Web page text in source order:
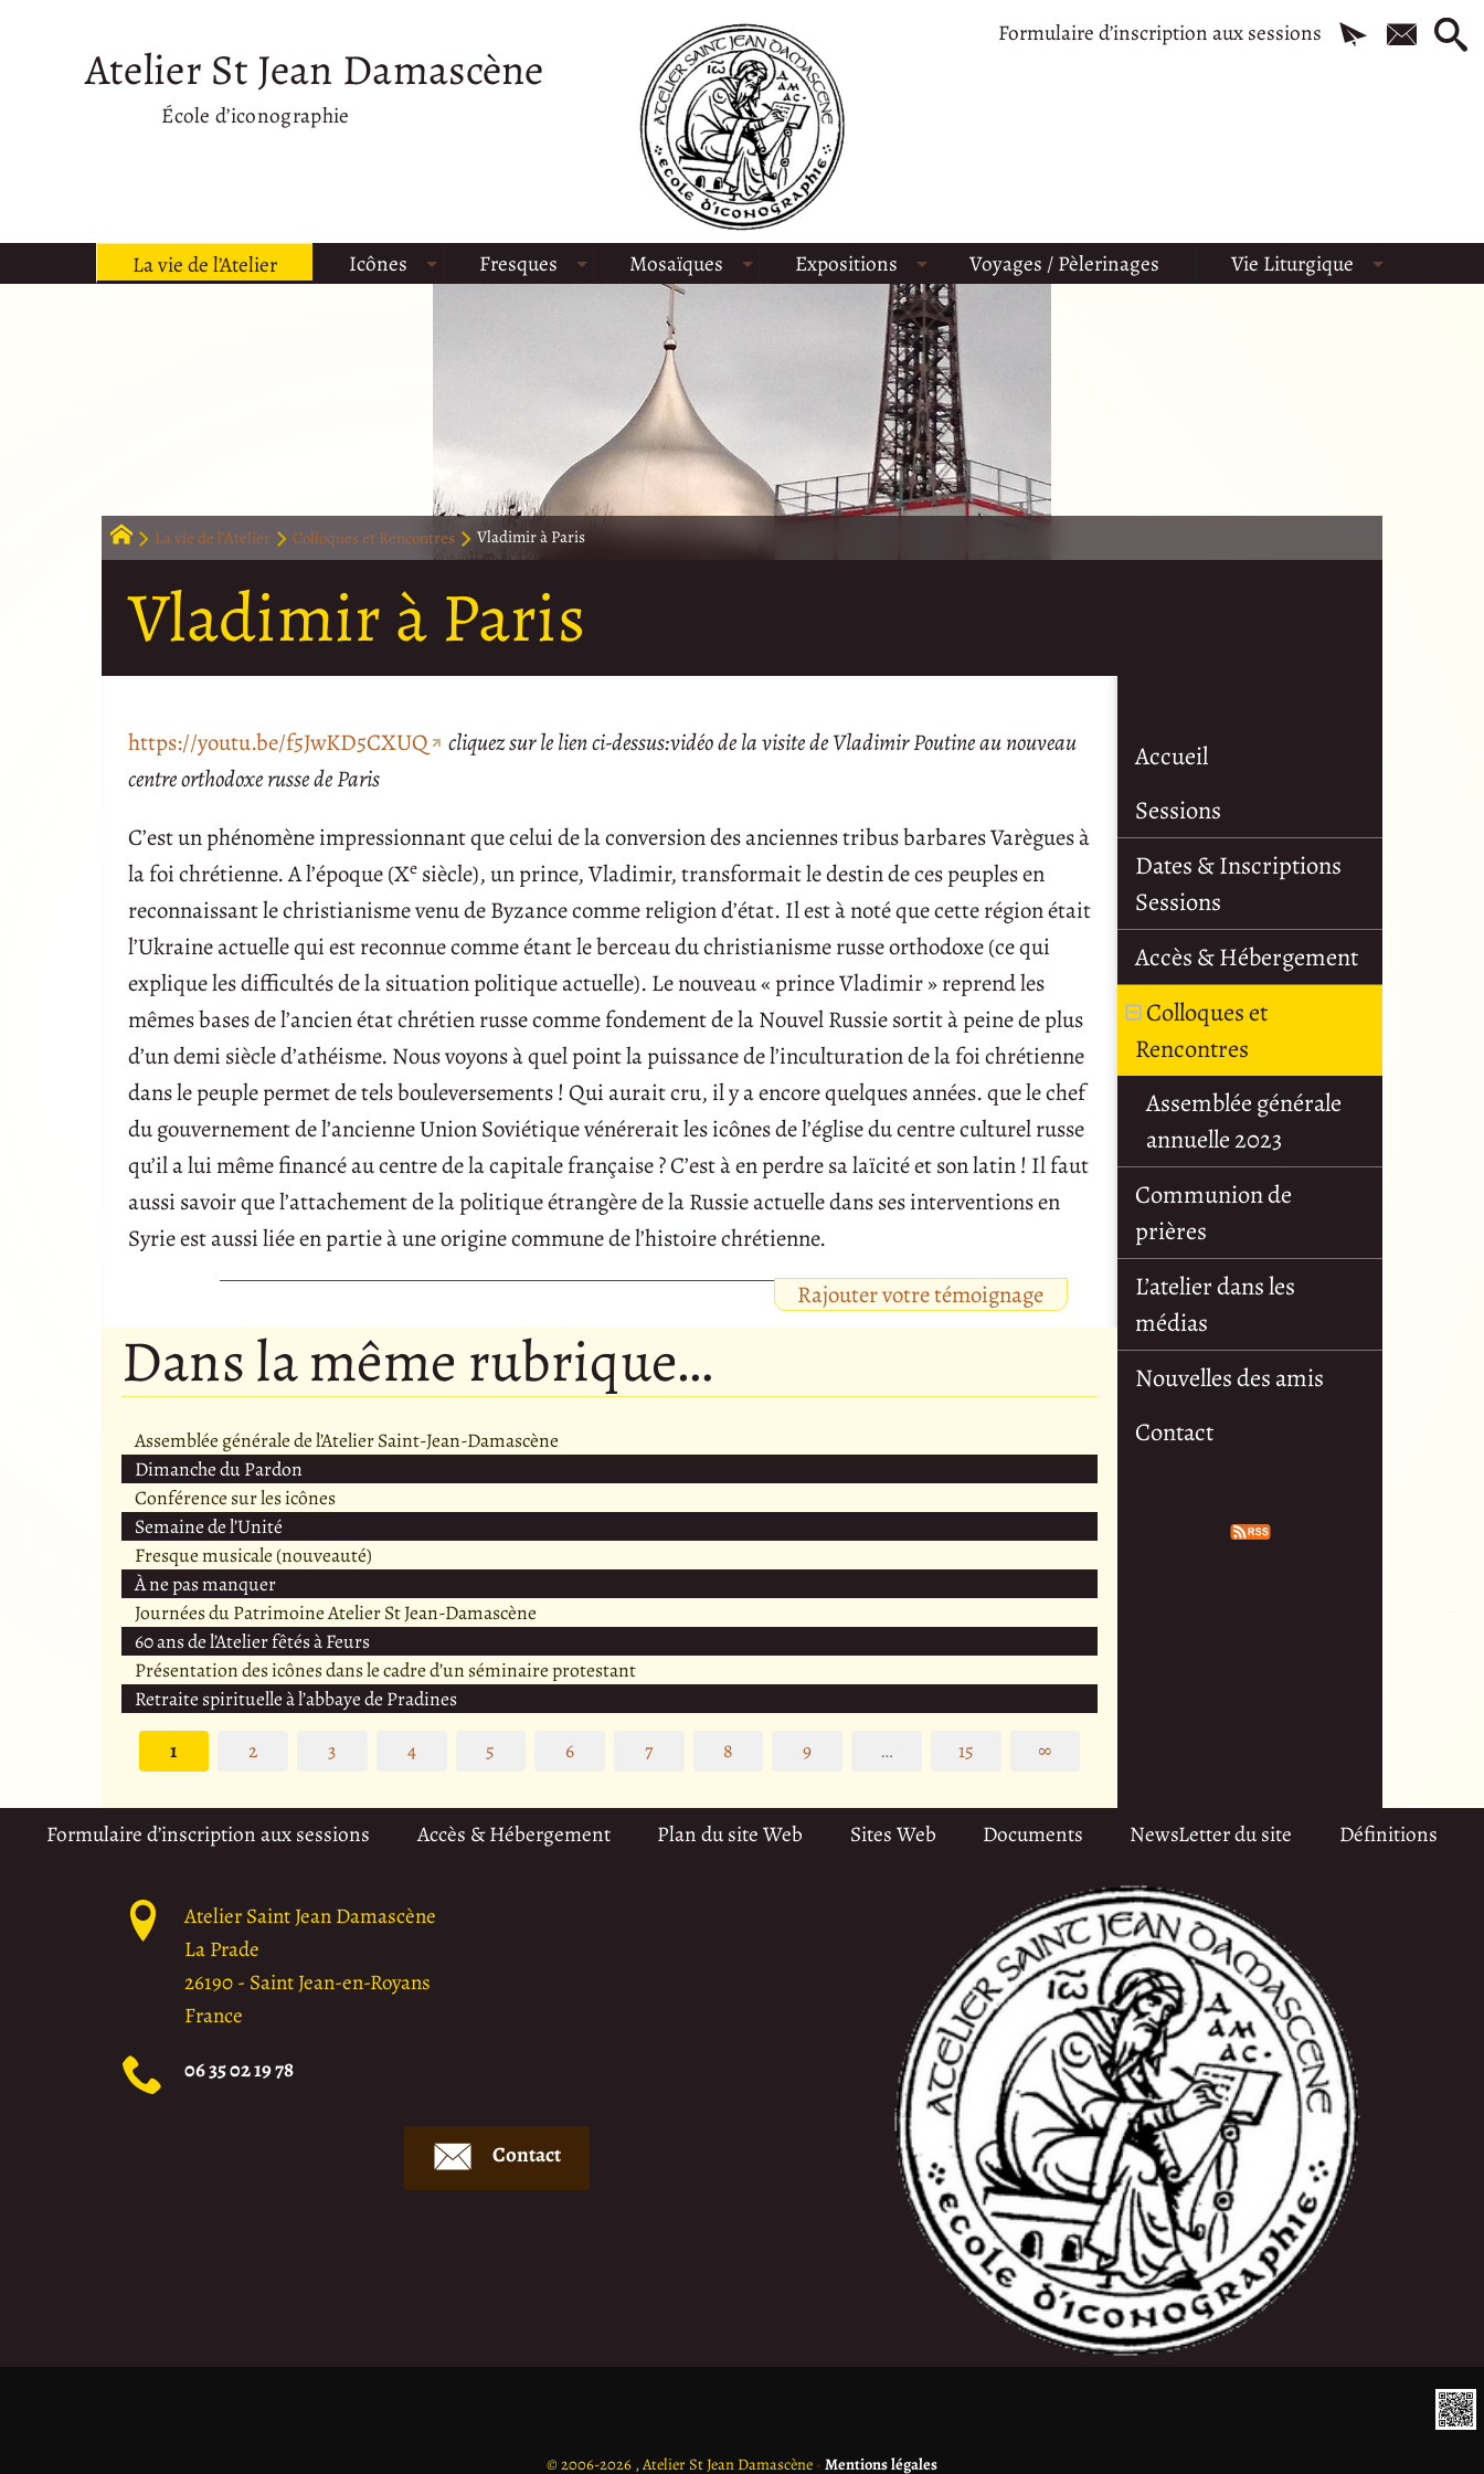
Formulaire d’inscription aux sessions
Atelier St Jean Damascène
École d’iconographie
La vie de l’Atelier Icônes Fresques Mosaïques Expositions Voyages / Pèlerinages Vie Liturgique
La vie de l’Atelier Colloques et Rencontres Vladimir à Paris
Vladimir à Paris
https://youtu.be/f5JwKD5CXUQ
cliquez sur le lien ci-dessus:vidéo de la visite de Vladimir Poutine au nouveau
centre orthodoxe russe de Paris
C’est un phénomène impressionnant que celui de la conversion des anciennes tribus barbares Varègues à
la foi chrétienne. A l’époque (Xe siècle), un prince, Vladimir, transformait le destin de ces peuples en
reconnaissant le christianisme venu de Byzance comme religion d’état. Il est à noté que cette région était
l’Ukraine actuelle qui est reconnue comme étant le berceau du christianisme russe orthodoxe (ce qui
explique les difficultés de la situation politique actuelle). Le nouveau « prince Vladimir » reprend les
mêmes bases de l’ancien état chrétien russe comme fondement de la Nouvel Russie sortit à peine de plus
d’un demi siècle d’athéisme. Nous voyons à quel point la puissance de l’inculturation de la foi chrétienne
dans le peuple permet de tels bouleversements ! Qui aurait cru, il y a encore quelques années. que le chef
du gouvernement de l’ancienne Union Soviétique vénérerait les icônes de l’église du centre culturel russe
qu’il a lui même financé au centre de la capitale française ? C’est à en perdre sa laïcité et son latin ! Il faut
aussi savoir que l’attachement de la politique étrangère de la Russie actuelle dans ses interventions en
Syrie est aussi liée en partie à une origine commune de l’histoire chrétienne.
Rajouter votre témoignage
Dans la même rubrique…
Assemblée générale de l’Atelier Saint-Jean-Damascène
Dimanche du Pardon
Conférence sur les icônes
Semaine de l’Unité
Fresque musicale (nouveauté)
À ne pas manquer
Journées du Patrimoine Atelier St Jean-Damascène
60 ans de l’Atelier fêtés à Feurs
Présentation des icônes dans le cadre d’un séminaire protestant
Retraite spirituelle à l’abbaye de Pradines
1
2 3 4 5 6 7 8 9 … 15 ∞
Accueil
Sessions
Dates & Inscriptions
Sessions
Accès & Hébergement
Colloques et
Rencontres
Assemblée générale
annuelle 2023
Communion de
prières
L’atelier dans les
médias
Nouvelles des amis
Contact
Formulaire d’inscription aux sessions Accès & Hébergement Plan du site Web Sites Web Documents NewsLetter du site Définitions
Atelier Saint Jean Damascène
La Prade
26190- Saint Jean-en-Royans
France
06 35 02 19 78
Contact
©2006-2026 , Atelier St Jean Damascène • Mentions légales